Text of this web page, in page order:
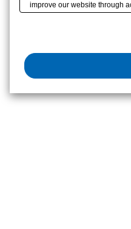
improve our website through
them or that they have
us on the internet. You have